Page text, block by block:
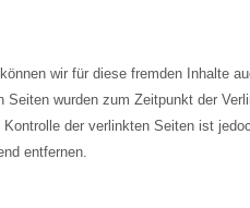
wir für diese fremden Inhalte
wurden zum Zeitpunkt der
der verlinkten Seiten ist
entfernen.